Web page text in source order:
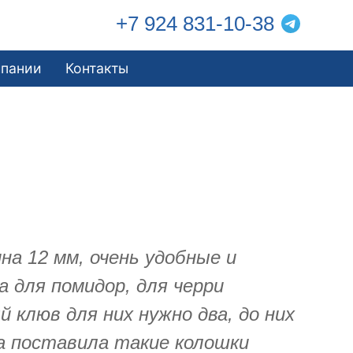
+7 924 831-10-38
Контакты
12 мм, очень удобные и
для помидор, для черри
клюв для них нужно два, до них
поставила такие колошки